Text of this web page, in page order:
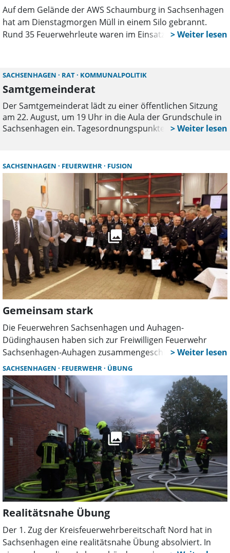
Auf dem Gelände der AWS Schaumburg in Sachsenhagen
hat am Dienstagmorgen Müll in einem Silo gebrannt.
Rund 35 Feuerwehrleute waren im Einsatz, um den Brand
SACHSENHAGEN RAT KOMMUNALPOLITIK
Samtgemeinderat
Der Samtgemeinderat lädt zu einer öffentlichen Sitzung
am 22. August, um 19 Uhr in die Aula der Grundschule in
Sachsenhagen ein. Tagesordnungspunkte sind unter
über die Anwendung des Niedersächsischen Gesetzes zur
Beschleunigung kommunaler Jahresabschlüsse (NBKAG),
die Ausdifferenzierung einer Potenzialanalyse
(Gesamträumliches Konzept) für Freiflächenphotovoltaik
innerhalb der Samtgemeinde, die 4. Stufe des
Lärmaktionsplanes für die Samtgemeinde sowie ein
Beschluss über die Berufung der Standesbeamtin Katrin
Neuendorf in das Ehrenbeamtenverhältnis.
SACHSENHAGEN FEUERWEHR FUSION
Gemeinsam stark
Die Feuerwehren Sachsenhagen und Auhagen-
Düdinghausen haben sich zur Freiwilligen Feuerwehr
Sachsenhagen-Auhagen zusammengeschlossen. Bei der
Fusionsversammlung gab es Rückblicke, Beförderungen,
Ehrungen und Ausblicke auf neue Investitionen wie ein
Feuerwehrhaus und einen Gerätewagen.
SACHSENHAGEN FEUERWEHR ÜBUNG
Realitätsnahe Übung
Der 1. Zug der Kreisfeuerwehrbereitschaft Nord hat in
Sachsenhagen eine realitätsnahe Übung absolviert. In